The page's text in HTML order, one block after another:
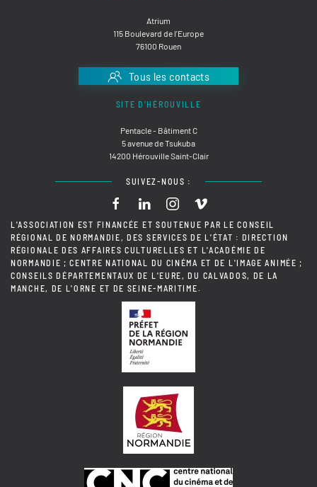
Atrium
115 Boulevard de l'Europe
76100 Rouen
Tous les contacts
SITE D'HÉROUVILLE
Pentacle - Bâtiment C
5 avenue de Tsukuba
14200 Hérouville Saint-Clair
SUIVEZ-NOUS :
L'ASSOCIATION EST FINANCÉE ET SOUTENUE PAR LE CONSEIL
RÉGIONAL DE NORMANDIE, DES SERVICES DE L'ÉTAT : DIRECTION
RÉGIONALE DES AFFAIRES CULTURELLES ET L'ACADÉMIE DE
NORMANDIE ; CENTRE NATIONAL DU CINÉMA ET DE L'IMAGE ANIMÉE ;
CONSEILS DÉPARTEMENTAUX DE L'EURE, DU CALVADOS, DE LA
MANCHE, DE L'ORNE ET DE SEINE-MARITIME.